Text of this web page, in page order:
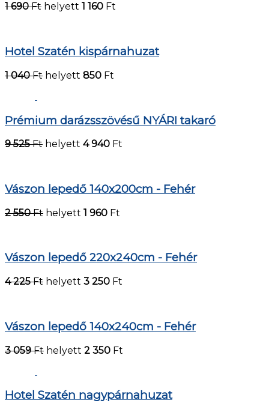
1 690 Ft helyett 1 160 Ft
Hotel Szatén kispárnahuzat
1 040 Ft helyett 850 Ft
Prémium darázsszövésű NYÁRI takaró
9 525 Ft helyett 4 940 Ft
Vászon lepedő 140x200cm - Fehér
2 550 Ft helyett 1 960 Ft
Vászon lepedő 220x240cm - Fehér
4 225 Ft helyett 3 250 Ft
Vászon lepedő 140x240cm - Fehér
3 059 Ft helyett 2 350 Ft
Hotel Szatén nagypárnahuzat